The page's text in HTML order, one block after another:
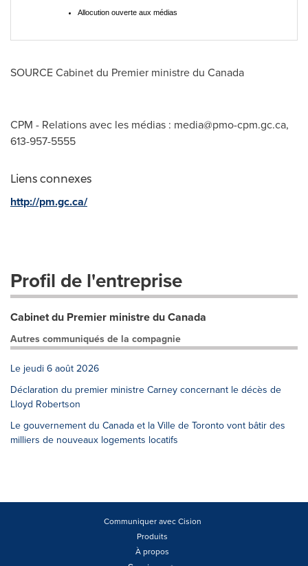
Allocution ouverte aux médias
SOURCE Cabinet du Premier ministre du Canada
CPM - Relations avec les médias : media@pmo-cpm.gc.ca,
613-957-5555
Liens connexes
http://pm.gc.ca/
Profil de l'entreprise
Cabinet du Premier ministre du Canada
Autres communiqués de la compagnie
Le jeudi 6 août 2026
Déclaration du premier ministre Carney concernant le décès de
Lloyd Robertson
Le gouvernement du Canada et la Ville de Toronto vont bâtir des
milliers de nouveaux logements locatifs
Communiquer avec Cision
Produits
À propos